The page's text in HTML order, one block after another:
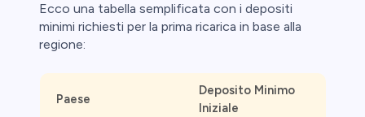
Ecco una tabella semplificata con i depositi
minimi richiesti per la prima ricarica in base alla
regione:
Paese
Deposito Minimo
Iniziale